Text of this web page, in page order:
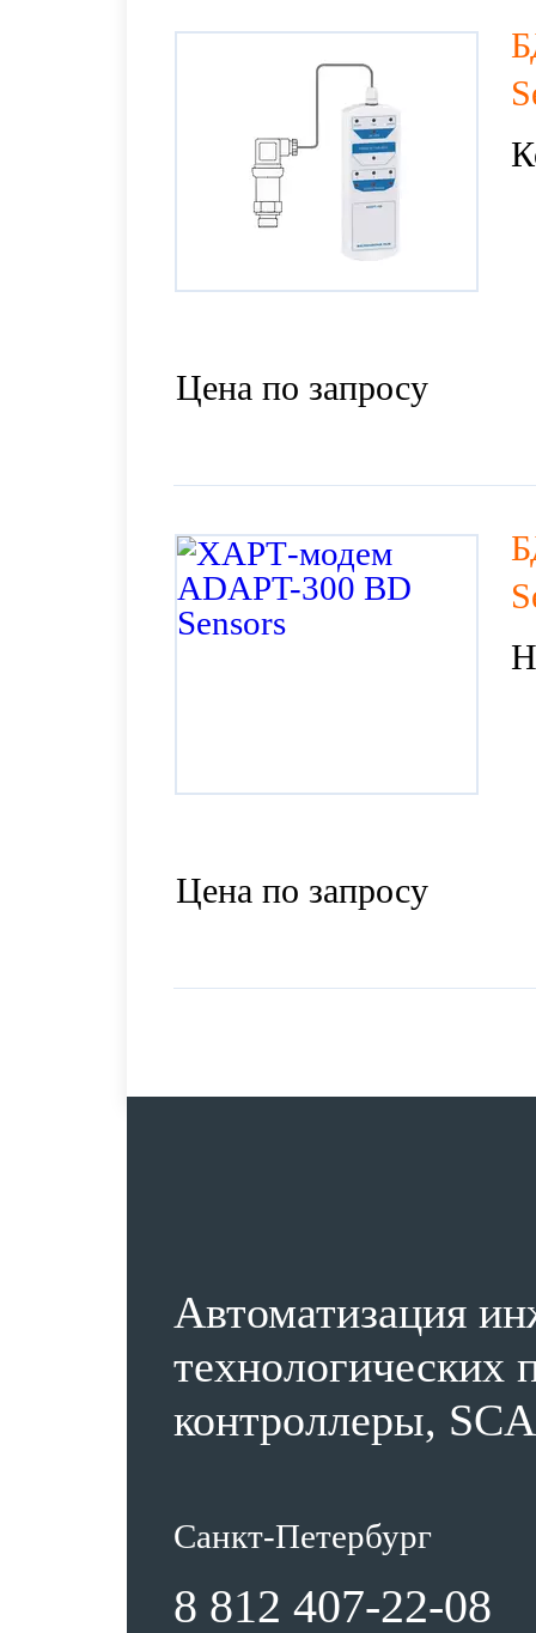
Цена по запросу
Цена по запросу
Автоматизация
технологических
контроллеры,
Санкт-Петербург
8 812 407-22-08